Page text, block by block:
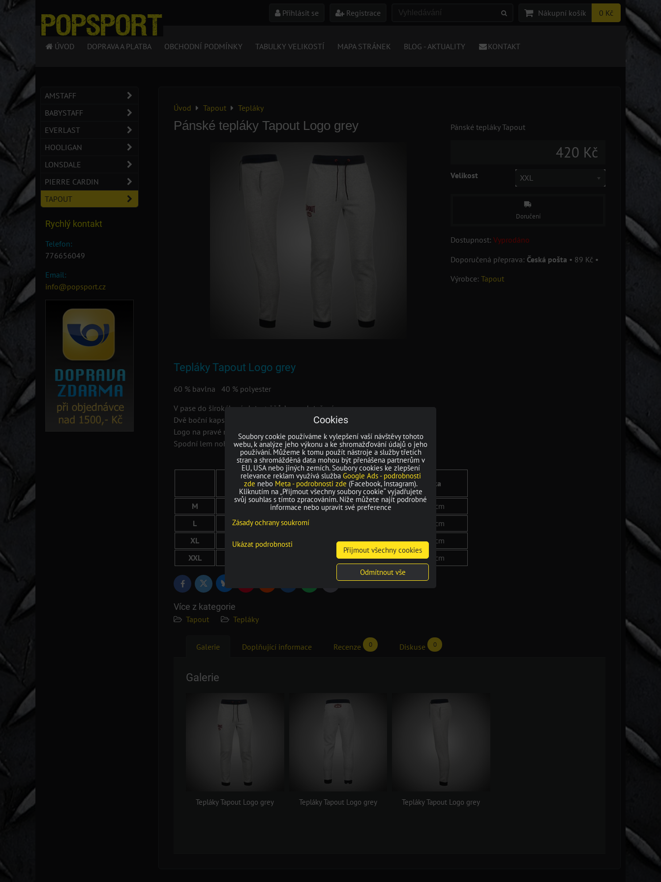
Přihlásit se Registrace Nákupní košík 0 Kč
ÚVOD DOPRAVA A PLATBA OBCHODNÍ PODMÍNKY TABULKY VELIKOSTÍ MAPA STRÁNEK BLOG - AKTUALITY KONTAKT
Úvod Tapout Tepláky
Pánské tepláky Tapout Logo grey Pánské tepláky Tapout
420 Kč
Velikost XXL
Doručení
Dostupnost: Vyprodáno
Česká pošta • 89 Kč •
Výrobce: Tapout
Tepláky Tapout Logo grey
60 % bavlna 40 % polyester
V pase do širokého úpletu + šňůrka na dotažení
Dvě boční kapsy
Logo na pravé nohavici a vzadu
Spodní lem nohavic do úpletu
šířka
v pase
šířka v pase
po roztažení
délka
M 40 cm 50 cm
101 cm
L
44 cm
103 cm
XL
48 cm 58 cm
106 cm
XXL
62 cm 108 cm
FacebookTwitter Bluesky
mail
Více z kategorie
Tapout Tepláky
Galerie Doplňující informace Recenze 0 Diskuse 0
Galerie
Tepláky Tapout Logo grey Tepláky Tapout Logo grey Tepláky Tapout Logo grey
AMSTAFF
BABYSTAFF
EVERLAST
HOOLIGAN
LONSDALE
PIERRE CARDIN
TAPOUT
Rychlý kontakt
Telefon:
776656049
Email:
info@popsport.cz
Cookies
Soubory cookie používáme k vylepšení vaší návštěvy tohoto
webu, k analýze jeho výkonu a ke shromažďování údajů o jeho
používání. Můžeme k tomu použít nástroje a služby třetích
stran a shromážděná data mohou být přenášena partnerům v
EU, USA nebo jiných zemích. Soubory cookies ke zlepšení
relevance reklam využívá služba Google Ads - podrobnosti
zde nebo Meta - podrobnosti zde (Facebook, Instagram).
Kliknutím na „Přijmout všechny soubory cookie“ vyjadřujete
svůj souhlas s tímto zpracováním. Níže můžete najít podrobné
informace nebo upravit své preference
Zásady ochrany soukromí
Ukázat podrobnosti
Přijmout všechny cookies
Odmítnout vše